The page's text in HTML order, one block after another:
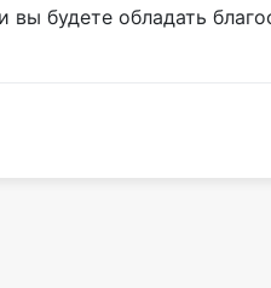
вы будете обладать